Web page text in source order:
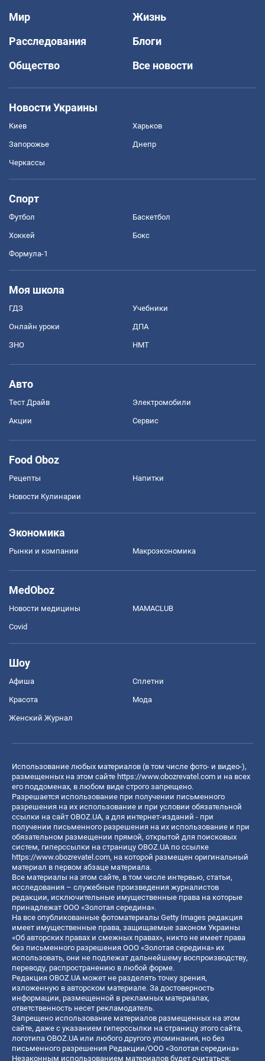
Мир
Жизнь
Расследования
Блоги
Общество
Все новости
Новости Украины
Киев Харьков
Запорожье Днепр
Черкассы
Спорт
Футбол Баскетбол
Хоккей Бокс
Формула-1
Моя школа
ГДЗ Учебники
Онлайн уроки ДПА
ЗНО НМТ
Авто
Тест Драйв Электромобили
Акции Сервис
Food Oboz
Рецепты Напитки
Новости Кулинарии
Экономика
Рынки и компании Mакроэкономика
MedOboz
Новости медицины MAMACLUB
Covid
Шоу
Афиша Сплетни
Красота Мода
Женский Журнал
Использование любых материалов (в том числе фото- и видео-),
размещенных на этом сайте https://www.obozrevatel.com и на всех
его поддоменах, в любом виде строго запрещено.
Разрешается использование при получении письменного
разрешения на их использование и при условии обязательной
ссылки на сайт OBOZ.UA, а для интернет-изданий - при
получении письменного разрешения на их использование и при
обязательном размещении прямой, открытой для поисковых
систем, гиперссылки на страницу OBOZ.UA по ссылке
https://www.obozrevatel.com, на которой размещен оригинальный
материал в первом абзаце материала.
Все материалы на этом сайте, в том числе интервью, статьи,
исследования – служебные произведения журналистов
редакции, исключительные имущественные права на которые
принадлежат ООО «Золотая середина».
На все опубликованные фотоматериалы Getty Images редакция
имеет имущественные права, защищаемые законом Украины
«Об авторских правах и смежных правах», никто не имеет права
без письменного разрешения ООО «Золотая середина» их
использовать, они не подлежат дальнейшему воспроизводству,
переводу, распространению в любой форме.
Редакция OBOZ.UA может не разделять точку зрения,
изложенную в авторском материале. За достоверность
информации, размещенной в рекламных материалах,
ответственность несет рекламодатель.
Запрещено использование материалов размещенных на этом
сайте, даже с указанием гиперссылки на страницу этого сайта,
логотипа OBOZ.UA или любого другого упоминания, но без
письменного разрешения Редакции/ООО «Золотая середина»
Незаконным использованием материалов будет считаться: